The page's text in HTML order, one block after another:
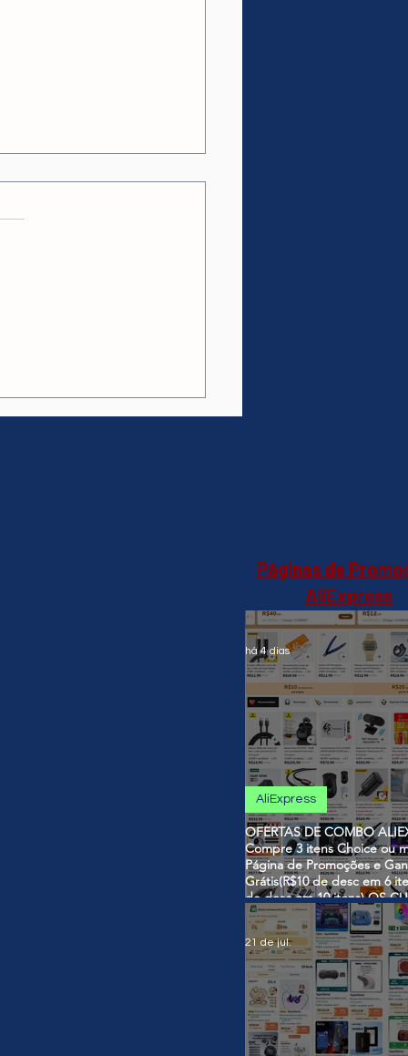
Páginas de
AliExpress
OFERTAS DE COMBO
Compre 3 itens Choice ou
Página de Promoções e
Grátis(R$10 de desc em 6
de desc em 10 itens) OS
SÃO VÁLIDOS NO COMBO
AliExpress
há 4 dias
21 de jul.